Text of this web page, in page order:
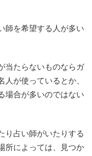
師を希望する人が多い
当たらないものならガ
人が使っているとか、
場合が多いのではない
り占い師がいたりする
所によっては、見つか